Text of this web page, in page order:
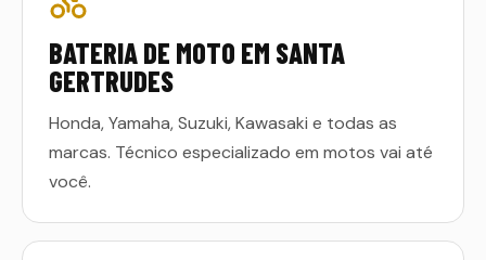
BATERIA DE MOTO EM SANTA
GERTRUDES
Honda, Yamaha, Suzuki, Kawasaki e todas as
marcas. Técnico especializado em motos vai até
você.